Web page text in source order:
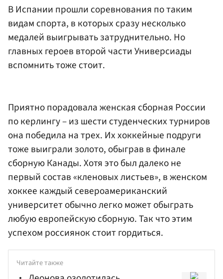
В Испании прошли соревнования по таким
видам спорта, в которых сразу несколько
медалей выигрывать затруднительно. Но
главных героев второй части Универсиады
вспомнить тоже стоит.
Приятно порадовала женская сборная России
по керлингу – из шести студенческих турниров
она победила на трех. Их хоккейные подруги
тоже выиграли золото, обыграв в финале
сборную Канады. Хотя это был далеко не
первый состав «кленовых листьев», в женском
хоккее каждый североамериканский
университет обычно легко может обыграть
любую европейскую сборную. Так что этим
успехом россиянок стоит гордиться.
Читайте также